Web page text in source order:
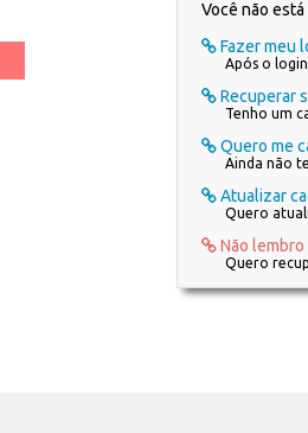
Você não
Fazer meu
Após o
Recuperar
Tenho um
Quero me
Ainda não
Atualizar
Quero
Não
Quero